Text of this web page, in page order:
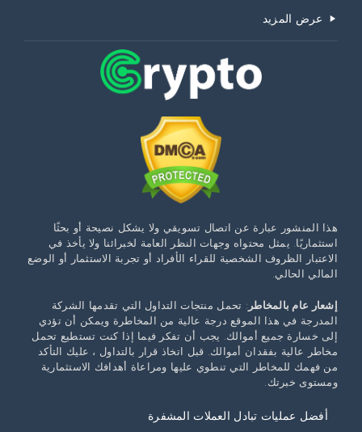
عرض المزيد
هذا المنشور عبارة عن اتصال تسويقي ولا يشكل نصيحة أو بحثًا
استثماريًا. يمثل محتواه وجهات النظر العامة لخبرائنا ولا يأخذ في
الاعتبار الظروف الشخصية للقراء الأفراد أو تجربة الاستثمار أو الوضع
المالي الحالي.
إشعار عام بالمخاطر : تحمل منتجات التداول التي تقدمها الشركة
المدرجة في هذا الموقع درجة عالية من المخاطرة ويمكن أن تؤدي
إلى خسارة جميع أموالك. يجب أن تفكر فيما إذا كنت تستطيع تحمل
مخاطر عالية بفقدان أموالك. قبل اتخاذ قرار بالتداول ، عليك التأكد
من فهمك للمخاطر التي تنطوي عليها ومراعاة أهدافك الاستثمارية
ومستوى خبرتك.
أفضل عمليات تبادل العملات المشفرة